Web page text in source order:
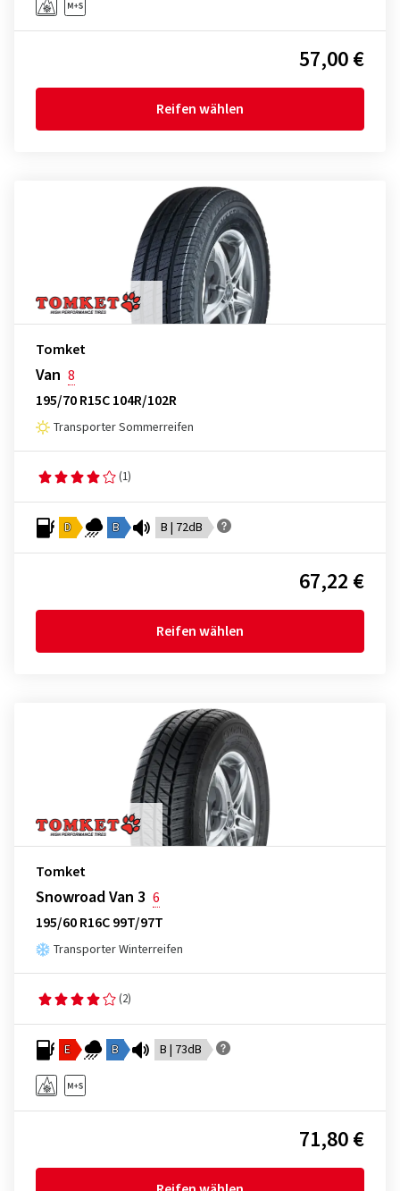
57,00 €
Reifen wählen
Tomket
Van 8
195/70 R15C 104R/102R
Transporter Sommerreifen
(1)
D B B | 72dB
67,22 €
Reifen wählen
Tomket
Snowroad Van 3 6
195/60 R16C 99T/97T
Transporter Winterreifen
(2)
E B B | 73dB
71,80 €